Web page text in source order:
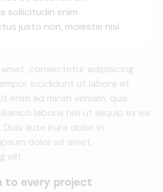
sollicitudin enim
justo non, molestie nisl.
consectetur adipisicing
incididunt ut labore et
enim ad minim veniam, quis
laboris nisi ut aliquip ex ea
aute irure dolor in
dolor sit amet,
elit.
to every project